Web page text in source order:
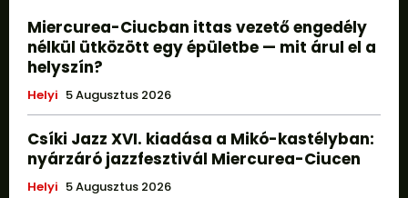
Miercurea-Ciucban ittas vezető engedély
nélkül ütközött egy épületbe — mit árul el a
helyszín?
Helyi 5 Augusztus 2026
Csíki Jazz XVI. kiadása a Mikó-kastélyban:
nyárzáró jazzfesztivál Miercurea-Ciucen
Helyi 5 Augusztus 2026